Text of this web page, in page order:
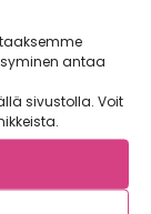
antaa
sivustolla. Voit
viisi